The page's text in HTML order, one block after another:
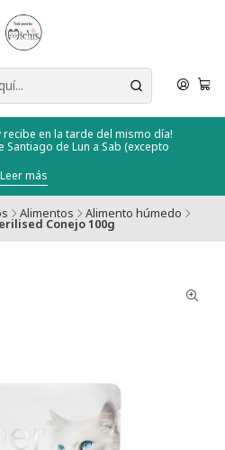
recibe en la tarde del mismo día!
de Lun a Sab (excepto
Leer más
Alimentos Alimento húmedo
Conejo 100g